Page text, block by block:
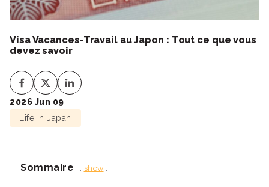
Visa Vacances-Travail au Japon : Tout ce que vous
devez savoir
2026 Jun 09
Life in Japan
Sommaire show